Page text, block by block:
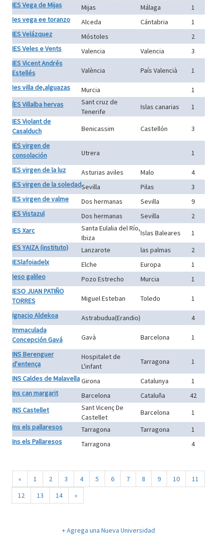
IES Vega de Mijas
Mijas Málaga
1
Ies vega ee toranzo
Alceda Cántabria
1
IES Velázquez
Móstoles
2
IES Veles e Vents
Valencia Valencia
3
IES Vicent Andrés
Estellés
València País Valencià
1
Ies villa de,alguazas
Murcia
1
ÍES Villalba hervas
Sant cruz de
Tenerife
Islas canarias
1
IES Violant de
Casalduch
Benicassim Castellón
3
IES virgen de
consolación
Utrera
1
IES virgen de la luz
Asturias aviles Malo
4
IES virgen de la soledadSevilla Pilas
3
IES virgen de valme
Dos hermanas Sevilla
9
IES Vistazul
Dos hermanas Sevilla
2
IES Xarc
Santa Eulalia del Río,
Ibiza
Islas Baleares
1
IES YAIZA (instituto)
Lanzarote las palmas
2
IESlafoiadelx
Elche Europa
1
Ieso galileo
Pozo Estrecho Murcia
1
IESO JUAN PATIÑO
TORRES
Miguel Esteban Toledo
1
Ignacio Aldekoa
Astrabudua(Erandio)
4
Immaculada
Concepción Gavá
Gavà Barcelona
1
INS Berenguer
d'entença
Hospitalet de
L'infant
Tarragona
1
INS Caldes de MalavellaGirona Catalunya
1
Ins can margarit
Barcelona Cataluña
42
INS Castellet
Sant Vicenç De
Castellet
Barcelona
1
Ins els pallaresos
Tarragona Tarragona
1
Ins els Pallaresos
Tarragona 4
« 1 2 3 4 5 6 7 8 9 10
11
12
13 14 »
+ Agrega una Nueva Universidad